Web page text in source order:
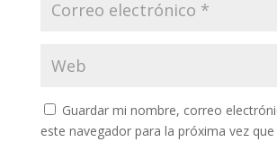
Guardar mi nombre, correo
este navegador para la próxima vez